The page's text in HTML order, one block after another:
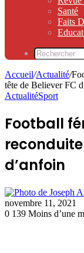
Santé
Faits
Accueil/Actualité/
tête de Believer FC
ActualitéSport
Football
d’anfoin
novembre 11, 2021
0 139 Moins d’une